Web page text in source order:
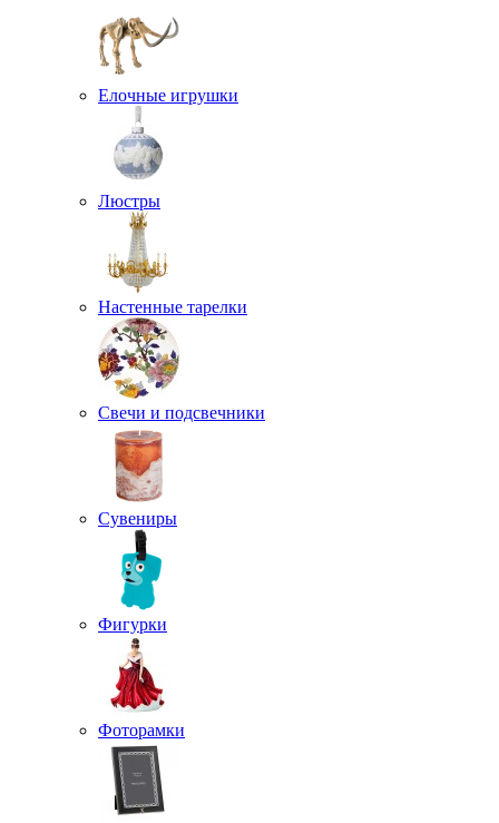
Елочные игрушки
Люстры
Настенные тарелки
Свечи и подсвечники
Сувениры
Фигурки
Фоторамки